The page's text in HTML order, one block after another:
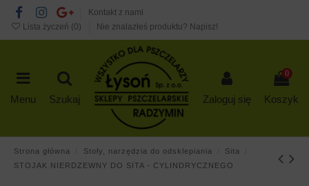
Kontakt z nami
Lista życzeń (0) Nie znalazłeś produktu? Napisz!
Menu Szukaj Zaloguj się
0
Koszyk
Strona główna Stoły, narzędzia do odsklepiania
Sita
STOJAK NIERDZEWNY DO SITA - CYLINDRYCZNEGO